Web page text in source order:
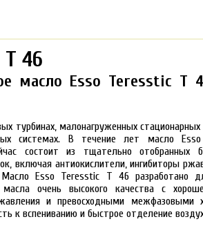
T 46
масло Esso Teresstic T
турбинах, малонагруженных стационарных
системах. В течение лет масло
состоит из тщательно отобранных
включая антиокислители, ингибиторы
Esso Teresstic T 46 разработано
очень высокого качества с
и превосходными межфазовыми
к вспениванию и быстрое отделение